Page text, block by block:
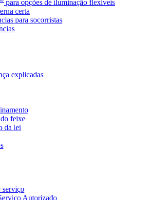
para opções de iluminação flexíveis
certa
para socorristas
explicadas
feixe
da lei
serviço
Autorizado